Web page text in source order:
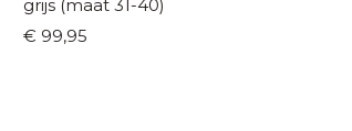
grijs (maat 31-40)
€ 99,95